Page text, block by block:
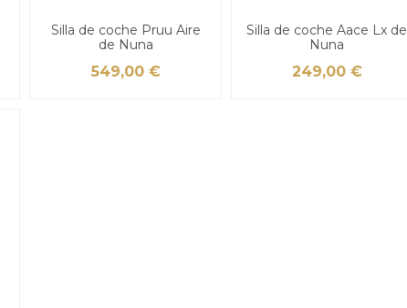
Silla de coche Pruu Aire
de Nuna
549,00 €
Silla de coche Aace Lx de
Nuna
249,00 €